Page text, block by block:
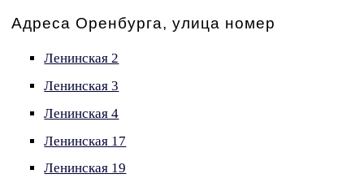
Адреса Оренбурга, улица номер
Ленинская 2
Ленинская 3
Ленинская 4
Ленинская 17
Ленинская 19